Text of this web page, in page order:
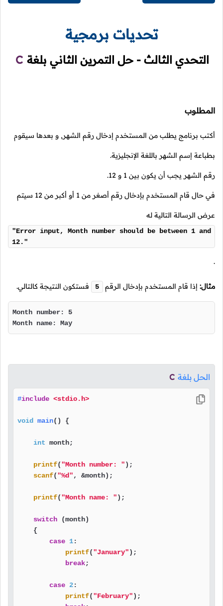
تحديات برمجية
التحدي الثالث - حل التمرين الثاني بلغة C
المطلوب
أكتب برنامج يطلب من المستخدم إدخال رقم الشهر, و بعدها سيقوم
بطباعة إسم الشهر باللغة الإنجليزية.
رقم الشهر يجب أن يكون بين 1 و 12
.
في حال قام المستخدم بإدخال رقم أصغر من 1 أو أكبر من 12 سيتم
عرض الرسالة التالية له
"Error input, Month number should be between 1 and
12."
.
مثال: إذا قام المستخدم بإدخال الرقم 5 فستكون النتيجة كالتالي.
Month number: 5
Month name: May
الحل بلغة C
#include <stdio.h>
void main() {
int month;
printf("Month number: ");
scanf("%d", &month);
printf("Month name: ");
switch (month)
    {
case 1:
printf("January");
break;
case 2:
printf("February");